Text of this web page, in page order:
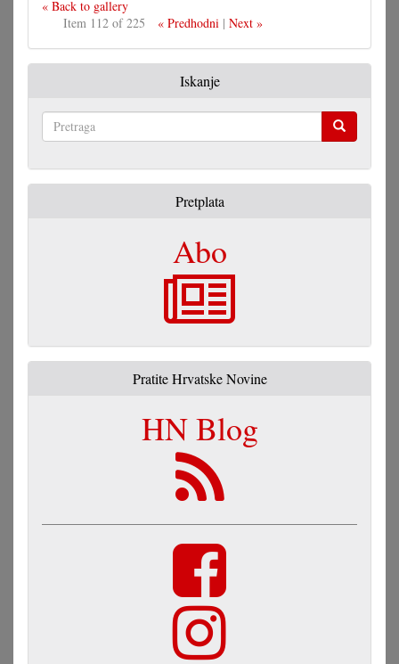
« Back to gallery
Item 112 of 225
« Predhodni| Next »
Iskanje
Pretplata
Abo
Pratite Hrvatske Novine
HN Blog